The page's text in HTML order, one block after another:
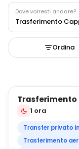
Dove vorresti andare?
Ordina
BEST SELLER
1 ora
Transfer privato
Trasferimento